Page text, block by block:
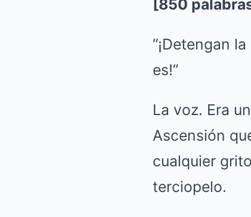
[850
“¡Detengan
es!”
La voz. Era
Ascensión
cualquier
terciopelo.